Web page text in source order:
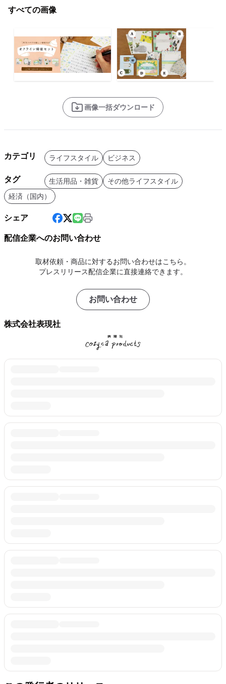
すべての画像
画像一括ダウンロード
カテゴリ ライフスタイル ビジネス
タグ 生活用品・雑貨
その他ライフスタイル
経済（国内）
シェア
配信企業へのお問い合わせ
取材依頼・商品に対するお問い合わせはこちら。
プレスリリース配信企業に直接連絡できます。
お問い合わせ
株式会社表現社